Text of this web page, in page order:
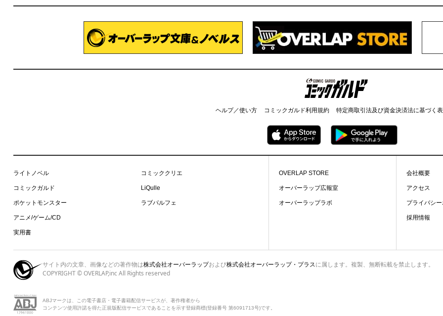
コミックガルド
ヘルプ／使い方 コミックガルド利用規約 特定商取引法及び資金決済法に基づく
ライトノベル
コミックガルド
ポケットモンスター
アニメ/ゲーム/CD
実用書
コミッククリエ
LiQulle
ラブパルフェ
OVERLAP STORE
オーバーラップ広報室
オーバーラップラボ
会社概要
アクセス
プライバシ
採用情報
サイト内の文章、画像などの著作物は株式会社オーバーラップおよび株式会社オーバーラップ・プラス に属します。複製、無断転載を禁止します。
COPYRIGHT © OVERLAP,inc All Rights reserved
ABJマークは、この電子書店・電子書籍配信サービスが、著作権者から
コンテンツ使用許諾を得た正規版配信サービスであることを示す登録商標(登録番号 第6091713号)です。